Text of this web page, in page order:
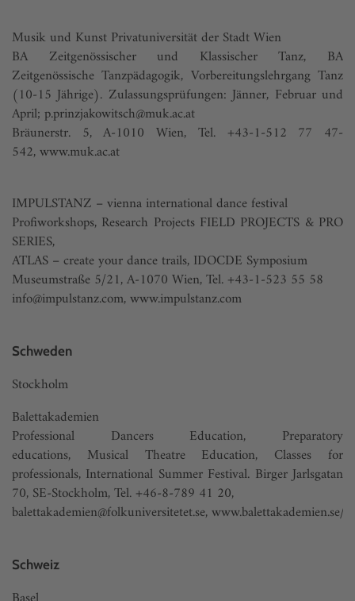
Musik und Kunst Privatuniversität der Stadt Wien
BA Zeitgenössischer und Klassischer Tanz, BA
Zeitgenössische Tanzpädagogik, Vorbereitungslehrgang Tanz
(10-15 Jährige). Zulassungsprüfungen: Jänner, Februar und
April; p.prinzjakowitsch@muk.ac.at
Bräunerstr. 5, A-1010 Wien, Tel. +43-1-512 77 47-
542,www.muk.ac.at
IMPULSTANZ – vienna international dance festival
Profiworkshops, Research Projects FIELD PROJECTS & PRO
SERIES,
ATLAS – create your dance trails, IDOCDE Symposium
Museumstraße 5/21, A-1070 Wien, Tel. +43-1-523 55 58
info@impulstanz.com,www.impulstanz.com
Schweden
Stockholm
Balettakademien
Professional Dancers Education, Preparatory
educations, Musical Theatre Education, Classes for
professionals, International Summer Festival. Birger Jarlsgatan
70, SE-Stockholm, Tel. +46-8-789 41 20,
balettakademien@folkuniversitetet.se,www.balettakademien.se/
Schweiz